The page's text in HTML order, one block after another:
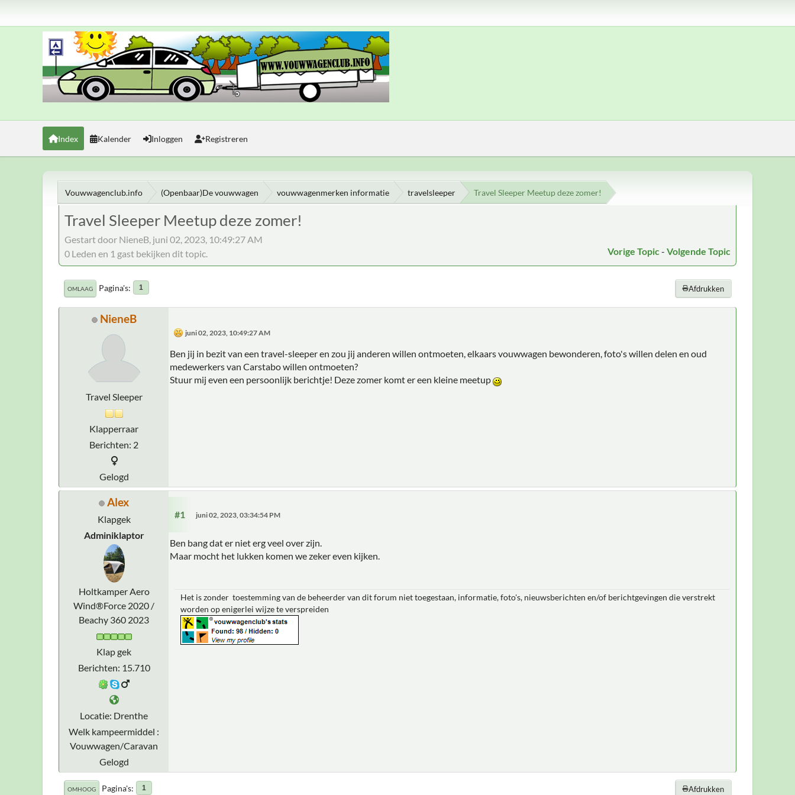
Index Kalender Inloggen Registreren
Vouwwagenclub.info (Openbaar)De vouwwagen vouwwagenmerken informatie travelsleeper Travel Sleeper Meetup deze zomer!
Travel Sleeper Meetup deze zomer!
Gestart door NieneB, juni 02, 2023, 10:49:27 AM
Vorige Topic - Volgende Topic
0 Leden en 1 gast bekijken dit topic.
Afdrukken
OMLAAG Pagina's 1
NieneB
Travel Sleeper
Klapperraar
Berichten: 2
Gelogd
juni 02, 2023, 10:49:27 AM
Ben jij in bezit van een travel-sleeper en zou jij anderen willen ontmoeten, elkaars vouwwagen bewonderen, foto's willen delen en oud
medewerkers van Carstabo willen ontmoeten?
Stuur mij even een persoonlijk berichtje! Deze zomer komt er een kleine meetup
Alex
Klapgek
Adminiklaptor
Holtkamper Aero
Wind®Force 2020 /
Beachy 360 2023
Klap gek
Berichten: 15.710
Locatie: Drenthe
Welk kampeermiddel :
Vouwwagen/Caravan
Gelogd
#1 juni 02, 2023, 03:34:54 PM
Ben bang dat er niet erg veel over zijn.
Maar mocht het lukken komen we zeker even kijken.
Het is zonder toestemming van de beheerder van dit forum niet toegestaan, informatie, foto's, nieuwsberichten en/of berichtgevingen die verstrekt
worden op enigerlei wijze te verspreiden
Afdrukken
OMHOOG Pagina's 1